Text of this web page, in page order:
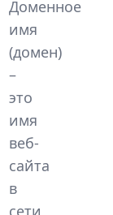
Доменное
имя
(домен)
–
это
имя
веб-
сайта
в
сети